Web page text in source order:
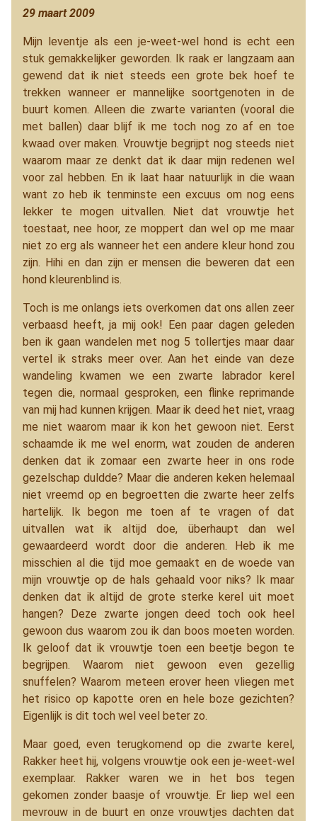
29 maart 2009
Mijn leventje als een je-weet-wel hond is echt een
stuk gemakkelijker geworden. Ik raak er langzaam aan
gewend dat ik niet steeds een grote bek hoef te
trekken wanneer er mannelijke soortgenoten in de
buurt komen. Alleen die zwarte varianten (vooral die
met ballen) daar blijf ik me toch nog zo af en toe
kwaad over maken. Vrouwtje begrijpt nog steeds niet
waarom maar ze denkt dat ik daar mijn redenen wel
voor zal hebben. En ik laat haar natuurlijk in die waan
want zo heb ik tenminste een excuus om nog eens
lekker te mogen uitvallen. Niet dat vrouwtje het
toestaat, nee hoor, ze moppert dan wel op me maar
niet zo erg als wanneer het een andere kleur hond zou
zijn. Hihi en dan zijn er mensen die beweren dat een
hond kleurenblind is.
Toch is me onlangs iets overkomen dat ons allen zeer
verbaasd heeft, ja mij ook! Een paar dagen geleden
ben ik gaan wandelen met nog 5 tollertjes maar daar
vertel ik straks meer over. Aan het einde van deze
wandeling kwamen we een zwarte labrador kerel
tegen die, normaal gesproken, een flinke reprimande
van mij had kunnen krijgen. Maar ik deed het niet, vraag
me niet waarom maar ik kon het gewoon niet. Eerst
schaamde ik me wel enorm, wat zouden de anderen
denken dat ik zomaar een zwarte heer in ons rode
gezelschap duldde? Maar die anderen keken helemaal
niet vreemd op en begroetten die zwarte heer zelfs
hartelijk. Ik begon me toen af te vragen of dat
uitvallen wat ik altijd doe, überhaupt dan wel
gewaardeerd wordt door die anderen. Heb ik me
misschien al die tijd moe gemaakt en de woede van
mijn vrouwtje op de hals gehaald voor niks? Ik maar
denken dat ik altijd de grote sterke kerel uit moet
hangen? Deze zwarte jongen deed toch ook heel
gewoon dus waarom zou ik dan boos moeten worden.
Ik geloof dat ik vrouwtje toen een beetje begon te
begrijpen. Waarom niet gewoon even gezellig
snuffelen? Waarom meteen erover heen vliegen met
het risico op kapotte oren en hele boze gezichten?
Eigenlijk is dit toch wel veel beter zo.
Maar goed, even terugkomend op die zwarte kerel,
Rakker heet hij, volgens vrouwtje ook een je-weet-wel
exemplaar. Rakker waren we in het bos tegen
gekomen zonder baasje of vrouwtje. Er liep wel een
mevrouw in de buurt en onze vrouwtjes dachten dat